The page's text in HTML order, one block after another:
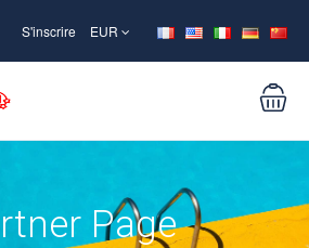
S'inscrire EUR
Page